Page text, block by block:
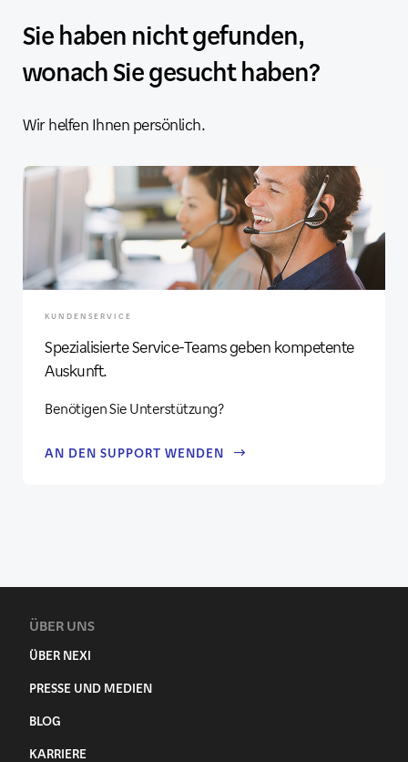
Sie haben nicht gefunden,
wonach Sie gesucht haben?
Wir helfen Ihnen persönlich.
KUNDENSERVICE
Spezialisierte Service-Teams geben kompetente
Auskunft.
Benötigen Sie Unterstützung?
AN DEN SUPPORT WENDEN
ÜBER UNS
ÜBER NEXI
PRESSE UND MEDIEN
BLOG
KARRIERE